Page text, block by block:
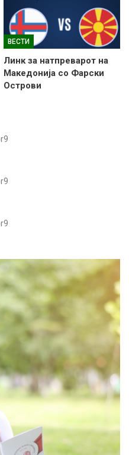
ВЕСТИ
Линк за натпреварот на
Македонија со Фарски
Острови